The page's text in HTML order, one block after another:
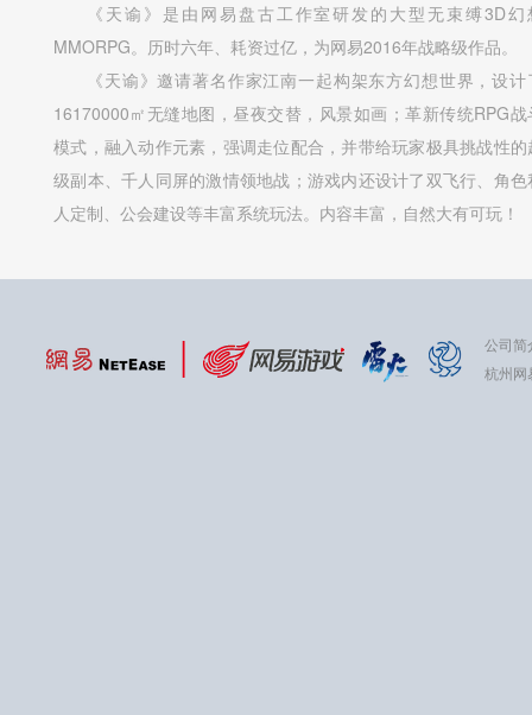
《天谕》是由网易盘古工作室研发的大型无束缚3D幻
MMORPG。历时六年、耗资过亿，为网易2016年战略级作品。
《天谕》邀请著名作家江南一起构架东方幻想世界，设计
16170000㎡无缝地图，昼夜交替，风景如画；革新传统RPG战
模式，融入动作元素，强调走位配合，并带给玩家极具挑战性的
级副本、千人同屏的激情领地战；游戏内还设计了双飞行、角色
人定制、公会建设等丰富系统玩法。内容丰富，自然大有可玩！
公司简
杭州